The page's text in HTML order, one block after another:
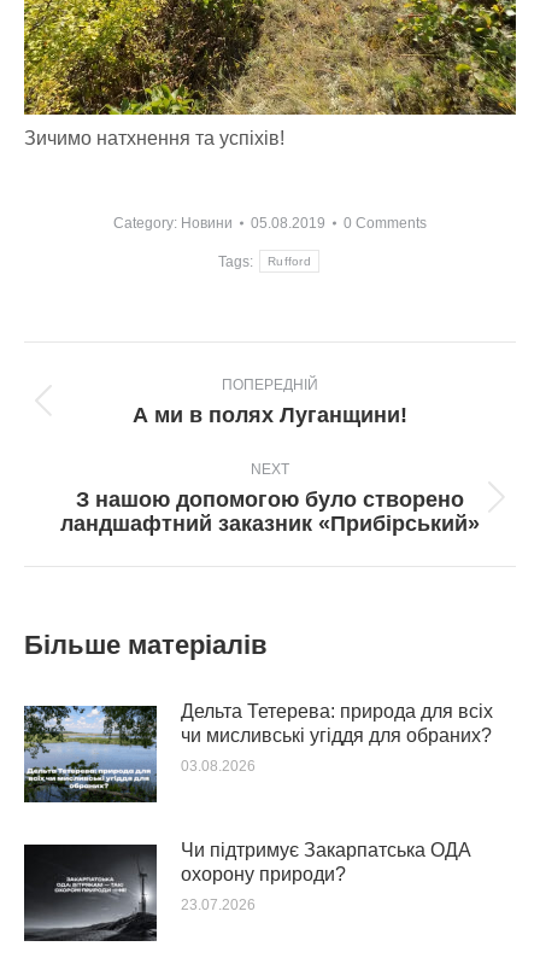
Зичимо натхнення та успіхів!
Category: Новини 05.08.2019 0 Comments
Tags: Rufford
navigation
ПОПЕРЕДНІЙ
Попередній
А ми в полях Луганщини!
NEXT
Next
post:
З нашою допомогою було створено
ландшафтний заказник «Прибірський»
Більше матеріалів
Дельта Тетерева: природа для всіх
чи мисливські угіддя для обраних?
03.08.2026
Чи підтримує Закарпатська ОДА
охорону природи?
23.07.2026